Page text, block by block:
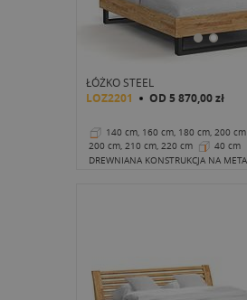
ŁÓŻKO STEEL
LOZ2201 OD 5 870,00 zł
140 cm, 160 cm, 180 cm, 200 cm
200 cm, 210 cm, 220 cm
40 cm